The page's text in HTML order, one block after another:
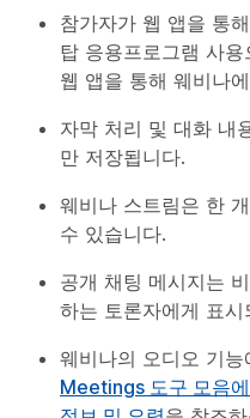
참가자가 웹 앱을 통
탑 응용프로그램 사
웹 앱을 통해 웨비나
자막 처리 및 대화 내
만 저장됩니다.
웨비나 스트림은 한
수 있습니다.
공개 채팅 메시지는
하는 토론자에게 표시
웨비나의 오디오 기
Meetings 도구 모음